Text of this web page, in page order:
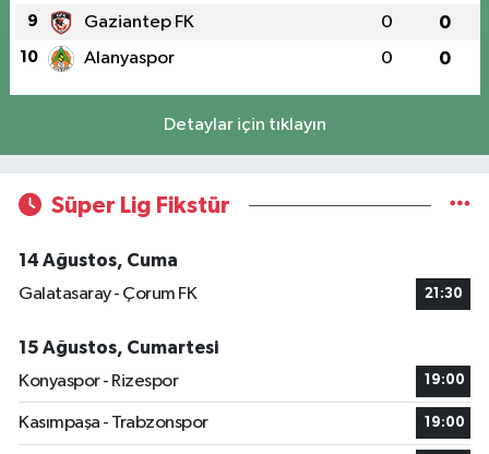
9 Gaziantep FK 0 0
10 Alanyaspor 0 0
Detaylar için tıklayın
Süper Lig Fikstür
14 Ağustos, Cuma
Galatasaray - Çorum FK
21:30
15 Ağustos, Cumartesi
Konyaspor - Rizespor
19:00
Kasımpaşa - Trabzonspor 19:00